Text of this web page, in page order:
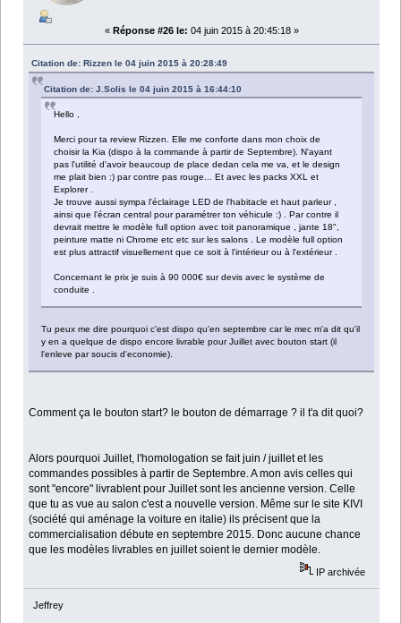
« Réponse #26 le: 04 juin 2015 à 20:45:18 »
Citation de: Rizzen le 04 juin 2015 à 20:28:49
Citation de: J.Solis le 04 juin 2015 à 16:44:10
Hello ,
Merci pour ta review Rizzen. Elle me conforte dans mon choix de
choisir la Kia (dispo à la commande à partir de Septembre). N'ayant
pas l'utilité d'avoir beaucoup de place dedan cela me va, et le design
me plait bien :) par contre pas rouge... Et avec les packs XXL et
Explorer .
Je trouve aussi sympa l'éclairage LED de l'habitacle et haut parleur ,
ainsi que l'écran central pour paramétrer ton véhicule :) . Par contre il
devrait mettre le modèle full option avec toit panoramique , jante 18",
peinture matte ni Chrome etc etc sur les salons . Le modèle full option
est plus attractif visuellement que ce soit à l'intérieur ou à l'extérieur .
Concernant le prix je suis à 90 000€ sur devis avec le système de
conduite .
Tu peux me dire pourquoi c'est dispo qu'en septembre car le mec m'a dit qu'il
y en a quelque de dispo encore livrable pour Juillet avec bouton start (il
l'enleve par soucis d'economie).
Comment ça le bouton start? le bouton de démarrage ? il t'a dit quoi?
Alors pourquoi Juillet, l'homologation se fait juin / juillet et les
commandes possibles à partir de Septembre. A mon avis celles qui
sont "encore" livrablent pour Juillet sont les ancienne version. Celle
que tu as vue au salon c'est a nouvelle version. Même sur le site KIVI
(société qui aménage la voiture en italie) ils précisent que la
commercialisation débute en septembre 2015. Donc aucune chance
que les modèles livrables en juillet soient le dernier modèle.
IP archivée
Jeffrey